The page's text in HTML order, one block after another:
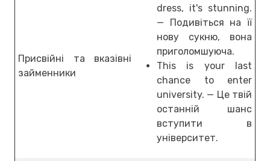
Присвійні та вказівні
займенники
dress, it's stunning.
— Подивіться на її
нову сукню, вона
приголомшуюча.
This is your last
chance to enter
university. — Це твій
останній шанс
вступити в
університет.